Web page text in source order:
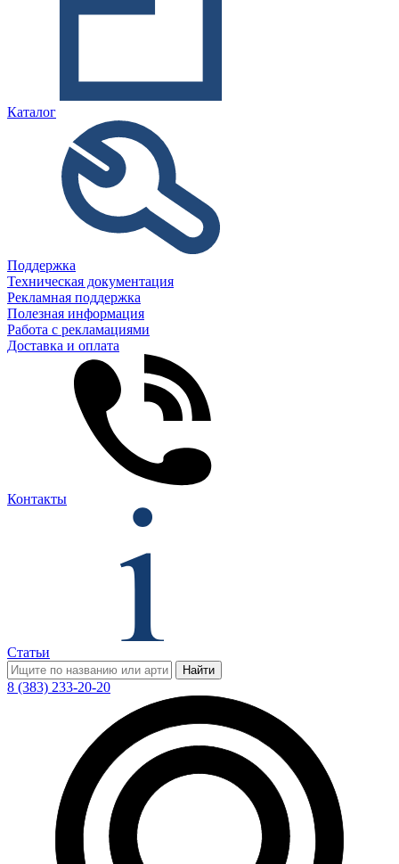
Каталог
Поддержка
Техническая документация
Рекламная поддержка
Полезная информация
Работа с рекламациями
Доставка и оплата
Контакты
Статьи
Найти
8 (383) 233-20-20